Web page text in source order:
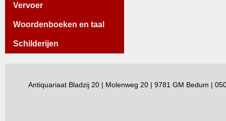
Vervoer
Woordenboeken en taal
Schilderijen
Antiquariaat Bladzij 20 | Molenweg 20 | 9781 GM Bedum |